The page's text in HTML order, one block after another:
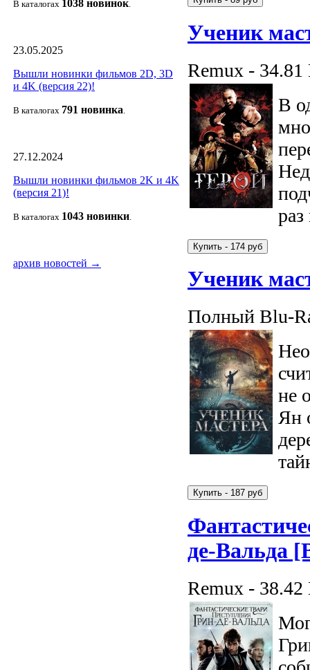
В каталогах 1038 новинок.
23.05.2025
Вышли новинки фильмов 2D, 3D
и 4K (версия 22)!
В каталогах 791 новинка.
27.12.2024
Вышли новинки фильмов 2K и 4K
(версия 21)!
В каталогах 1043 новинки.
архив новостей →
Ученик
Remux - 34.81
В
Ученик
Полный Blu-
не
Ян
де-Вальда
Remux - 38.42